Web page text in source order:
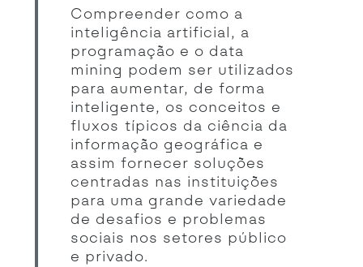
Compreender como a
inteligência artificial, a
programação e o data
mining podem ser utilizados
para aumentar, de forma
inteligente, os conceitos e
fluxos típicos da ciência da
informação geográfica e
assim fornecer soluções
centradas nas instituições
para uma grande variedade
de desafios e problemas
sociais nos setores público
e privado.